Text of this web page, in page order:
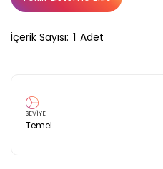
İçerik Sayısı: 1 Adet
SEVİYE
Temel